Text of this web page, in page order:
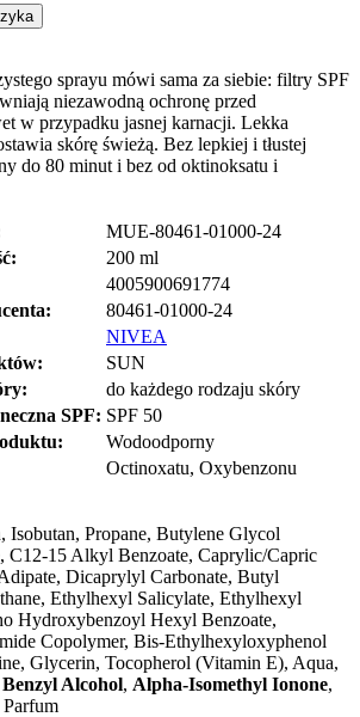
sprayu mówi sama za siebie: filtry SPF
niezawodną ochronę przed
w przypadku jasnej karnacji. Lekka
skórę świeżą. Bez lepkiej i tłustej
do 80 minut i bez od oktinoksatu i
MUE-80461-01000-24
200 ml
4005900691774
80461-01000-24
NIVEA
SUN
do każdego rodzaju skóry
SPF: SPF 50
Wodoodporny
Octinoxatu, Oxybenzonu
Isobutan, Propane, Butylene Glycol
C12-15 Alkyl Benzoate, Caprylic/Capric
Dicaprylyl Carbonate, Butyl
Ethylhexyl Salicylate, Ethylhexyl
Hydroxybenzoyl Hexyl Benzoate,
Copolymer, Bis-Ethylhexyloxyphenol
Glycerin, Tocopherol (Vitamin E), Aqua,
Benzyl Alcohol, Alpha-Isomethyl Ionone,
Parfum